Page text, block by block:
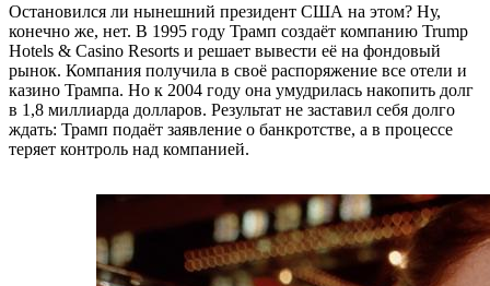
Остановился ли нынешний президент США на этом? Ну,
конечно же, нет. В 1995 году Трамп создаёт компанию Trump
Hotels & Casino Resorts и решает вывести её на фондовый
рынок. Компания получила в своё распоряжение все отели и
казино Трампа. Но к 2004 году она умудрилась накопить долг
в 1,8 миллиарда долларов. Результат не заставил себя долго
ждать: Трамп подаёт заявление о банкротстве, а в процессе
теряет контроль над компанией.